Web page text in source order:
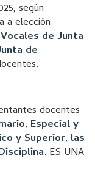
según
a elección
de Junta
de
.
docentes
Especial y
y Superior, las
. ES UNA